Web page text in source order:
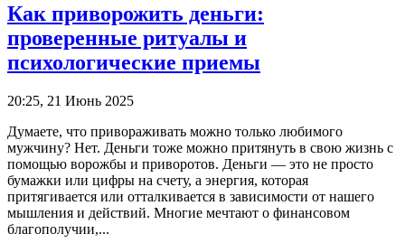
Как приворожить деньги:
проверенные ритуалы и
психологические приемы
20:25, 21 Июнь 2025
Думаете, что привораживать можно только любимого
мужчину? Нет. Деньги тоже можно притянуть в свою жизнь с
помощью ворожбы и приворотов. Деньги — это не просто
бумажки или цифры на счету, а энергия, которая
притягивается или отталкивается в зависимости от нашего
мышления и действий. Многие мечтают о финансовом
благополучии,...